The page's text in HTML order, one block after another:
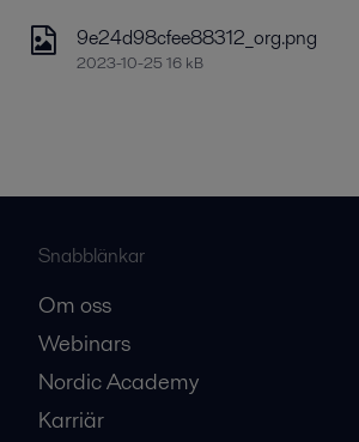
9e24d98cfee88312_org.png
2023-10-25 16 kB
Snabblänkar
Om oss
Webinars
Nordic Academy
Karriär